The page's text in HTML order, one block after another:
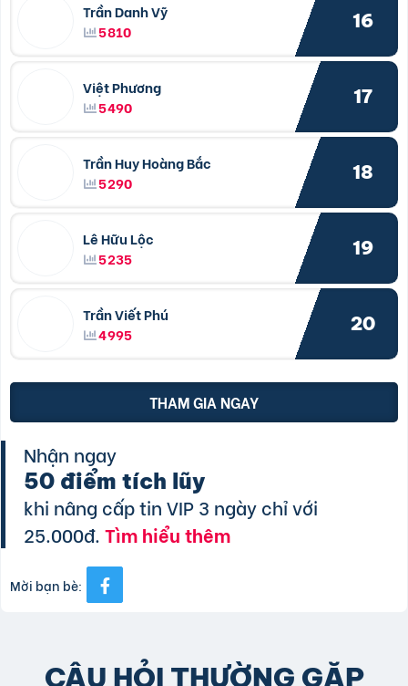
Trần Danh Vỹ
5810
16
Việt Phương
5490
17
Trần Huy Hoàng Bắc
5290
18
Lê Hữu Lộc
5235
19
Trần Viết Phú
4995
20
THAM GIA NGAY
Nhận ngay
50 điểm tích lũy
khi nâng cấp tin VIP 3 ngày chỉ với
25.000đ.Tìm hiểu thêm
Mời bạn bè:
CÂU HỎI THƯỜNG GẶP